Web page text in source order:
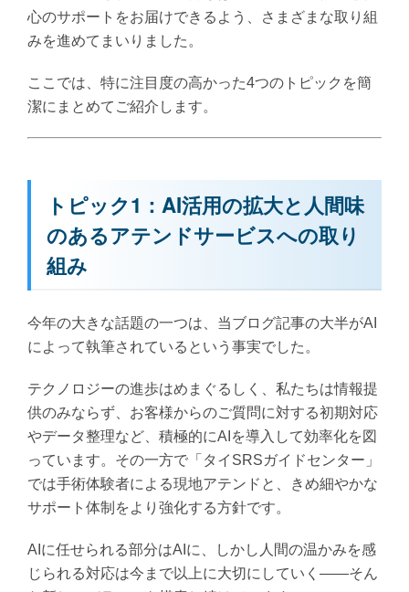
心のサポートをお届けできるよう、さまざまな取り組
みを進めてまいりました。
ここでは、特に注目度の高かった4つのトピックを簡
潔にまとめてご紹介します。
トピック1：AI活用の拡大と人間味
のあるアテンドサービスへの取り
組み
今年の大きな話題の一つは、当ブログ記事の大半がAI
によって執筆されているという事実でした。
テクノロジーの進歩はめまぐるしく、私たちは情報提
供のみならず、お客様からのご質問に対する初期対応
やデータ整理など、積極的にAIを導入して効率化を図
っています。その一方で「タイSRSガイドセンター」
では手術体験者による現地アテンドと、きめ細やかな
サポート体制をより強化する方針です。
AIに任せられる部分はAIに、しかし人間の温かみを感
じられる対応は今まで以上に大切にしていく——そん